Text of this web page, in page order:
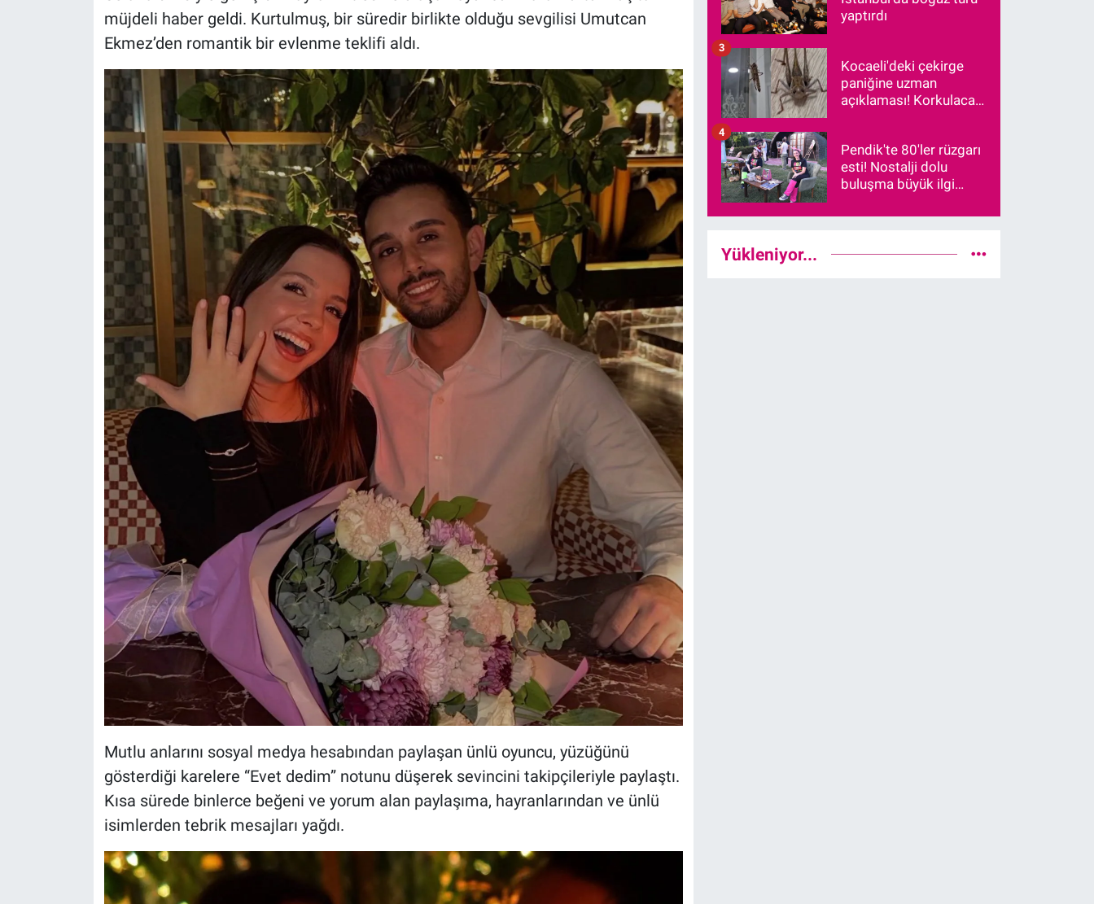
müjdeli haber geldi. Kurtulmuş, bir süredir birlikte olduğu sevgilisi Umutcan
Ekmez’den romantik bir evlenme teklifi aldı.
Mutlu anlarını sosyal medya hesabından paylaşan ünlü oyuncu, yüzüğünü
gösterdiği karelere “Evet dedim” notunu düşerek sevincini takipçileriyle paylaştı.
Kısa sürede binlerce beğeni ve yorum alan paylaşıma, hayranlarından ve ünlü
isimlerden tebrik mesajları yağdı.
yaptırdı
Kocaeli'deki çekirge
paniğine uzman
açıklaması! Korkulacak
3
Pendik'te 80'ler rüzgarı
esti! Nostalji dolu
buluşma büyük ilgi
4
Yükleniyor...